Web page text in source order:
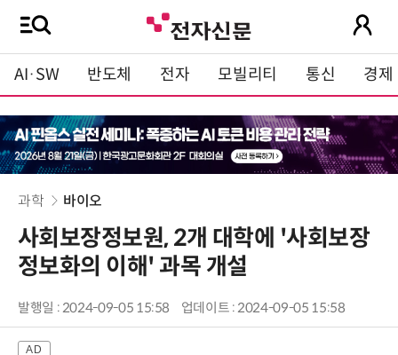
AI·SW 반도체 전자 모빌리티 통신 경제
과학 바이오
사회보장정보원, 2개 대학에 '사회보장
정보화의 이해' 과목 개설
발행일 : 2024-09-05 15:58 업데이트 : 2024-09-05 15:58